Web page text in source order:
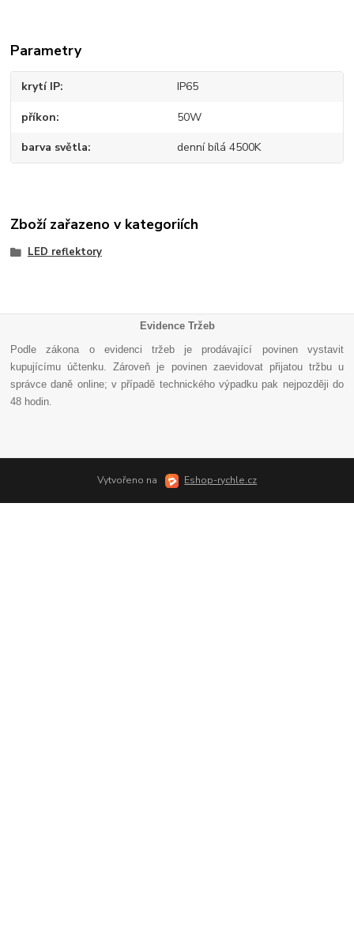
Parametry
krytí IP IP65
příkon 50W
barva světla denní bílá 4500K
Zboží zařazeno v kategoriích
LED reflektory
Evidence Tržeb
Podle zákona o evidenci tržeb je prodávající povinen vystavit
kupujícímu účtenku. Zároveň je povinen zaevidovat přijatou tržbu u
správce daně online; v případě technického výpadku pak nejpozději do
48 hodin
Vytvořeno na Eshop-rychle.cz